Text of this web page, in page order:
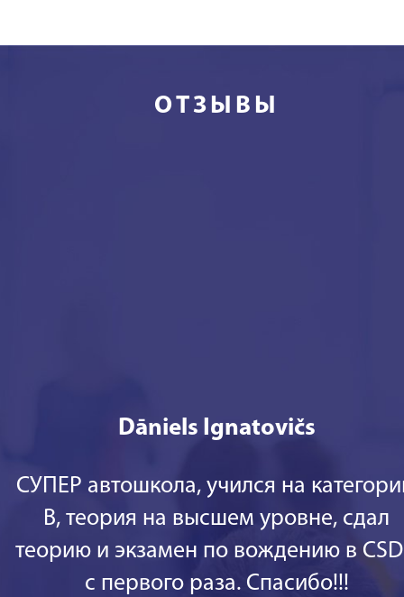
ОТЗЫВЫ
Dāniels Ignatovičs
СУПЕР автошкола, учился на
В, теория на высшем уровне, сдал
теорию и экзамен по вождению в
с первого раза. Спасибо!!!